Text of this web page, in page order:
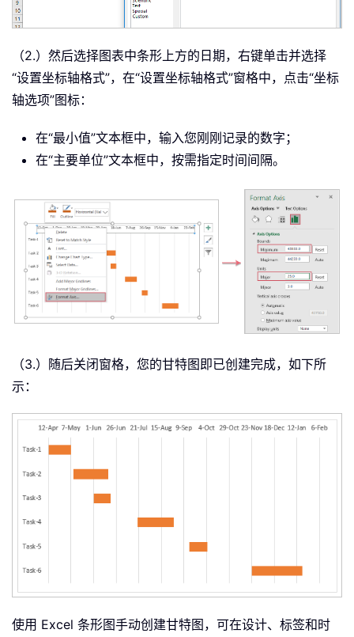
（2.）然后选择图表中条形上方的日期，右键单击并选择
“设置坐标轴格式”，在“设置坐标轴格式”窗格中，点击“坐标
轴选项”图标：
在“最小值”文本框中，输入您刚刚记录的数字；
在“主要单位”文本框中，按需指定时间间隔。
（3.）随后关闭窗格，您的甘特图即已创建完成，如下所
示：
使用 Excel 条形图手动创建甘特图，可在设计、标签和时